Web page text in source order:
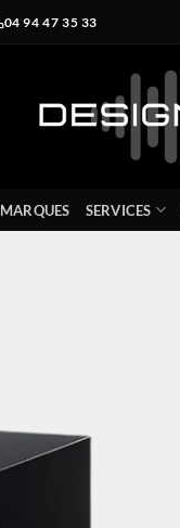
04 94 47 35 33
MARQUES SERVICES